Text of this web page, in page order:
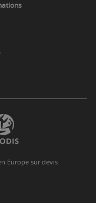
Europe sur devis